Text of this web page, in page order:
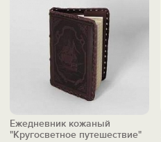
Ежедневник кожаный
"Кругосветное путешествие"